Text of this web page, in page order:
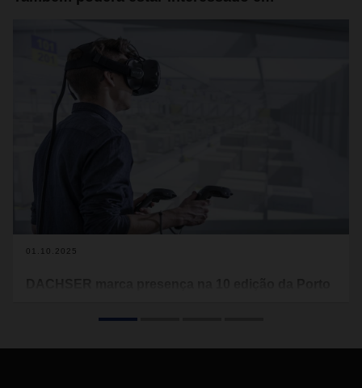
01.10.2025
conhecer dinâmica da coloboração da unidade de it do